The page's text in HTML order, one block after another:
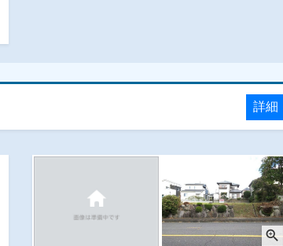
詳細
zoom_in